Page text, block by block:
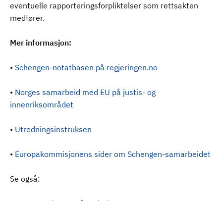
eventuelle rapporteringsforpliktelser som rettsakten
medfører.
Mer informasjon:
• Schengen-notatbasen på regjeringen.no
• Norges samarbeid med EU på justis- og
innenriksområdet
• Utredningsinstruksen
• Europakommisjonens sider om Schengen-samarbeidet
Se også: